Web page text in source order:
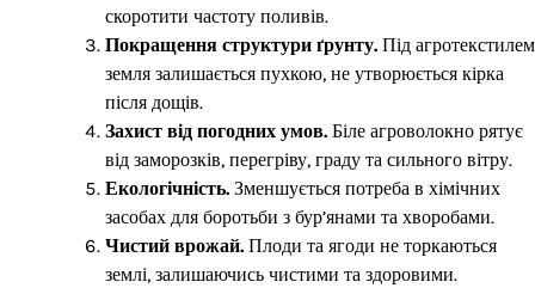
скоротити частоту поливів.
Покращення структури ґрунту. Під агротекстилем
земля залишається пухкою, не утворюється кірка
після дощів.
Захист від погодних умов. Біле агроволокно рятує
від заморозків, перегріву, граду та сильного вітру.
Екологічність. Зменшується потреба в хімічних
засобах для боротьби з бур’янами та хворобами.
Чистий врожай. Плоди та ягоди не торкаються
землі, залишаючись чистими та здоровими.